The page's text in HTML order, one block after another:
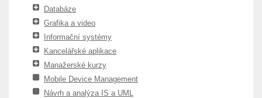
Databáze
Grafika a video
Informační systémy
Kancelářské aplikace
Manažerské kurzy
Mobile Device Management
Návrh a analýza IS a UML